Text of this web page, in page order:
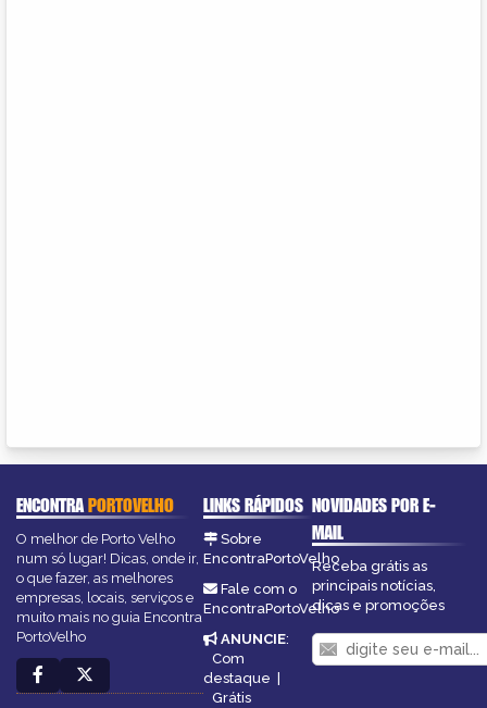
ENCONTRAPORTOVELHO
O melhor de Porto Velho
num só lugar! Dicas, onde ir,
o que fazer, as melhores
empresas, locais, serviços e
muito mais no guia Encontra
PortoVelho
LINKS RÁPIDOS
Sobre
EncontraPortoVelho
Fale com o
EncontraPortoVelho
ANUNCIE:
Com
destaque |
Grátis
NOVIDADES POR E-
MAIL
Receba grátis as
principais notícias,
dicas e promoções